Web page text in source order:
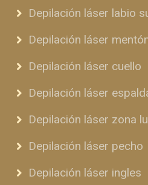
Depilación láser labio
Depilación láser
Depilación láser cuello
Depilación láser
Depilación láser zona
Depilación láser pecho
Depilación láser ingles